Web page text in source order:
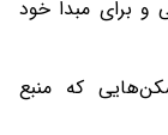
برای مبدا خود
که منبع